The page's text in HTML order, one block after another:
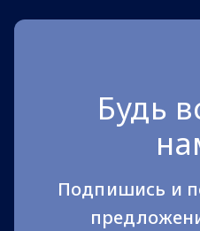
Будь
Подпишись и